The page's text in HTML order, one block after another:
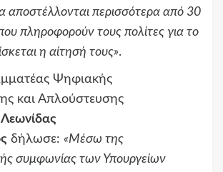
αποστέλλονται περισσότερα από 30
πληροφορούν τους πολίτες για το
η αίτησή τους».
Ψηφιακής
και Απλούστευσης
Λεωνίδας
δήλωσε: «Μέσω της
συμφωνίας των Υπουργείων